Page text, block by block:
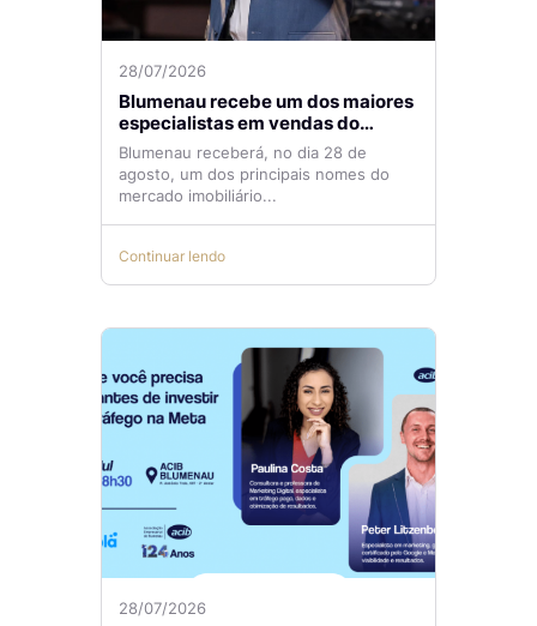
28/07/2026
Blumenau recebe um dos maiores
especialistas em vendas do
mercado imobiliário
Blumenau receberá, no dia 28 de
agosto, um dos principais nomes do
mercado imobiliário...
Continuar lendo
28/07/2026